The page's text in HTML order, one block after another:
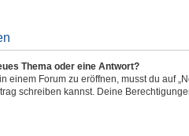
Thema oder eine Antwort?
einem Forum zu eröffnen, musst du auf
schreiben kannst. Deine